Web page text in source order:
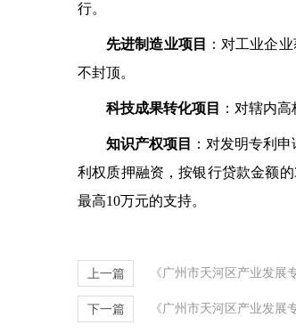
行。
先进制造业项目 ：对工业企
不封顶。
科技成果转化项目 ：对辖内
知识产权项目 ：对发明专利
利权质押融资，按银行贷款金额的
最高10万元的支持。
上一篇
下一篇